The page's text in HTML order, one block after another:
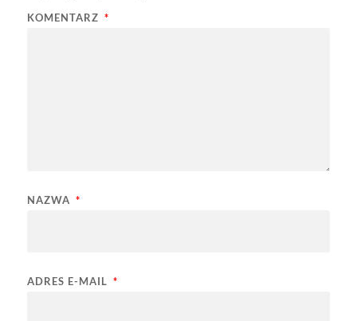
KOMENTARZ *
NAZWA *
ADRES E-MAIL *